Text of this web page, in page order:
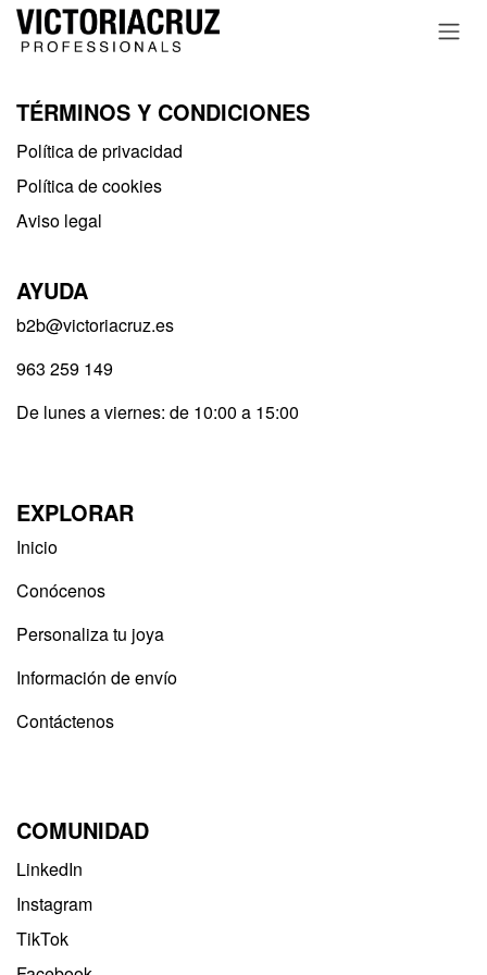
Ir al contenido
TÉRMINOS Y CONDICIONES
Política de privacidad​
Política de cookies
Aviso legal
AYUDA
b2b@victoriacruz.es
963 259 149
De lunes a viernes: de 10:00 a 15:00
EXPLORAR
Inicio
Conócenos
Personaliza tu joya
Información de envío
Contáctenos
COMUNIDAD
LinkedIn
Instagram
TikTok